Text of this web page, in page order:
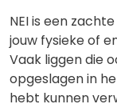
NEI is een
jouw fysieke of
Vaak liggen die
opgeslagen in
hebt kunnen